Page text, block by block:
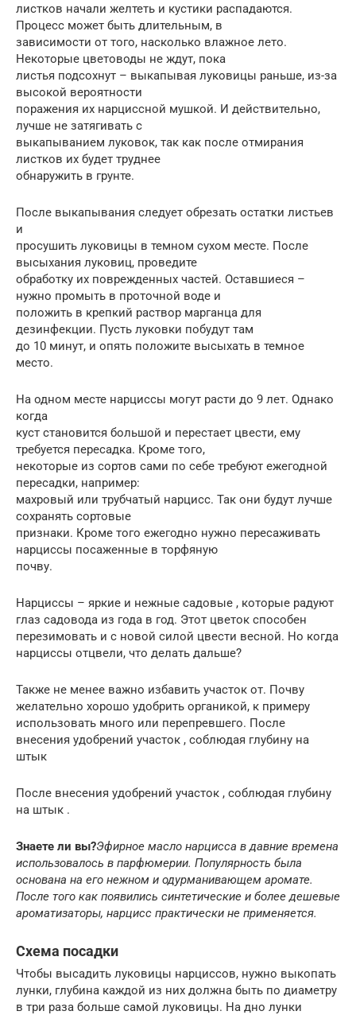
листков начали желтеть и кустики распадаются.
Процесс может быть длительным, в
зависимости от того, насколько влажное лето.
Некоторые цветоводы не ждут, пока
листья подсохнут – выкапывая луковицы раньше, из-за
высокой вероятности
поражения их нарциссной мушкой. И действительно,
лучше не затягивать с
выкапыванием луковок, так как после отмирания
листков их будет труднее
обнаружить в грунте.
После выкапывания следует обрезать остатки листьев
и
просушить луковицы в темном сухом месте. После
высыхания луковиц, проведите
обработку их поврежденных частей. Оставшиеся –
нужно промыть в проточной воде и
положить в крепкий раствор марганца для
дезинфекции. Пусть луковки побудут там
до 10 минут, и опять положите высыхать в темное
место.
На одном месте нарциссы могут расти до 9 лет. Однако
когда
куст становится большой и перестает цвести, ему
требуется пересадка. Кроме того,
некоторые из сортов сами по себе требуют ежегодной
пересадки, например:
махровый или трубчатый нарцисс. Так они будут лучше
сохранять сортовые
признаки. Кроме того ежегодно нужно пересаживать
нарциссы посаженные в торфяную
почву.
Нарциссы – яркие и нежные садовые , которые радуют
глаз садовода из года в год. Этот цветок способен
перезимовать и с новой силой цвести весной. Но когда
нарциссы отцвели, что делать дальше?
Также не менее важно избавить участок от. Почву
желательно хорошо удобрить органикой, к примеру
использовать много или перепревшего. После
внесения удобрений участок , соблюдая глубину на
штык
После внесения удобрений участок , соблюдая глубину
на штык .
Знаете ли вы?Эфирное масло нарцисса в давние времена
использовалось в парфюмерии. Популярность была
основана на его нежном и одурманивающем аромате.
После того как появились синтетические и более дешевые
ароматизаторы, нарцисс практически не применяется.
Схема посадки
Чтобы высадить луковицы нарциссов, нужно выкопать
лунки, глубина каждой из них должна быть по диаметру
в три раза больше самой луковицы. На дно лунки